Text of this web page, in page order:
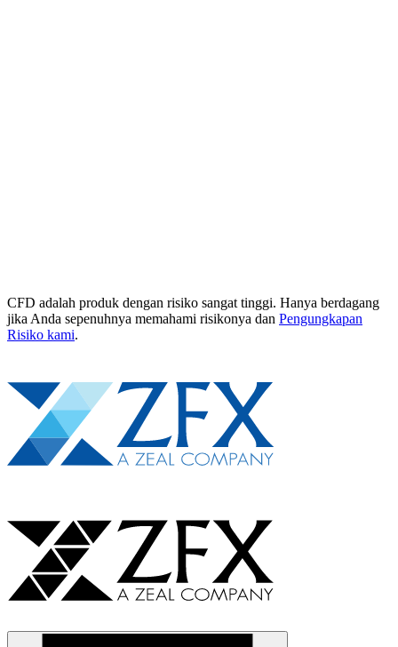
CFD adalah produk dengan risiko sangat tinggi. Hanya berdagang
jika Anda sepenuhnya memahami risikonya dan Pengungkapan
Risiko kami.